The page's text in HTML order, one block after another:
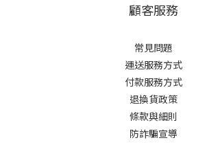
顧客服務
常見問題
運送服務方式
付款服務方式
退換貨政策
條款與細則
防詐騙宣導